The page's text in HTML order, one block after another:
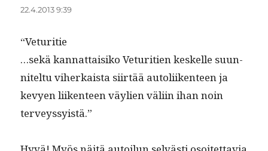
22.4.2013 9:39
“Vetu­ri­tie
…sekä kan­nat­taisiko Vetu­ri­tien keskelle suun­
nitel­tu viherkaista siirtää autoli­iken­teen ja
kevyen liiken­teen väylien väli­in ihan noin
terveyssyistä.”